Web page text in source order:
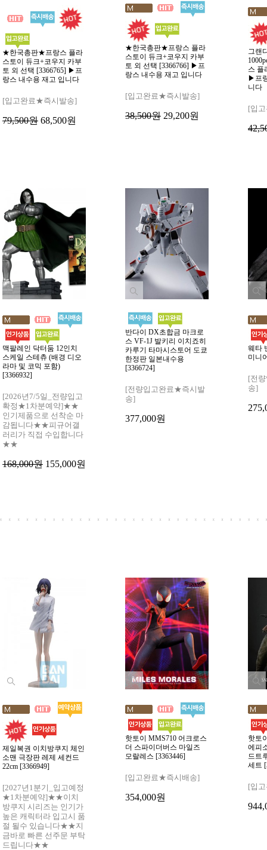
★한국총판★프랑스 플라
스토이 듀크+코우지 카부
토 외 선택 [3366765] ▶프
랑스 내수용 재고 입니다
[입고완료★즉시발송]
79,500원 68,500원
★한국총판★프랑스 플라
스토이 듀크+코우지 카부
토 외 선택 [3366766] ▶프
랑스 내수용 재고 입니다
[입고완료★즉시발송]
38,500원 29,200원
그랜
스 플
▶프
니다
[입
맥팔레인 닥터둠 12인치
스케일 스테츄 (배경 디오
라마 및 코믹 포함)
[3366932]
[2026년7/5일_전량입고
확정★1차분예약]★★
인기제품으로 선착순 마
감됩니다★★피규어갤
러리가 직접 수입합니다
★★
168,000원 155,000원
반다이 DX초합금 마크로
스 VF-1J 발키리 이치죠히
카루기 타마시스토어 도쿄
한정판 일본내수용
[3366724]
[전량입고완료★즉시발
송]
377,000원
웨타
미니
[전
송]
제일복권 이치방쿠지 체인
소맨 극장판 레제 세컨드
22cm [3366949]
[2027년1분기_입고예정
★1차분예약]★★이치
방쿠지 시리즈는 인기가
높은 캐릭터라 입고시 품
절 될수 있습니다★★지
금바로 빠른 선주문 부탁
드립니다★★
핫토이 MMS710 어크로스
더 스파이더버스 마일즈
모랄레스 [3363446]
[입고완료★즉시배송]
354,000원
핫토
에피
드트
세트
[입